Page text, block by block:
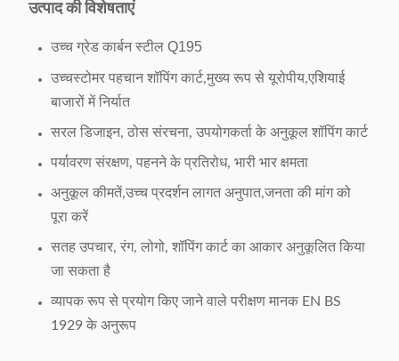
उत्पाद की विशेषताएं
उच्च ग्रेड कार्बन स्टील Q195
उच्चस्टोमर पहचान शॉपिंग कार्ट,मुख्य रूप से यूरोपीय,एशियाई
बाजारों में निर्यात
सरल डिजाइन, ठोस संरचना, उपयोगकर्ता के अनुकूल शॉपिंग कार्ट
पर्यावरण संरक्षण, पहनने के प्रतिरोध, भारी भार क्षमता
अनुकूल कीमतें,उच्च प्रदर्शन लागत अनुपात,जनता की मांग को
पूरा करें
सतह उपचार, रंग, लोगो, शॉपिंग कार्ट का आकार अनुकूलित किया
जा सकता है
व्यापक रूप से प्रयोग किए जाने वाले परीक्षण मानक EN BS
1929 के अनुरूप